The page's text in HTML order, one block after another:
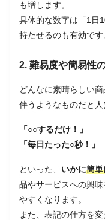
も増します。
具体的な数字は「1日
持たせるのも有効です
2. 難易度や簡易性
どんなに素晴らしい
伴うようなものだと人
「○○するだけ！」
「毎日たった○秒！」
といった、 いかに簡単
品やサービスへの興
やすくなります。
また、表記の仕方を